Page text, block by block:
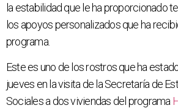
la estabilidad que le ha proporcionado
los apoyos personalizados que ha
programa.
Este es uno de los rostros que ha
jueves en la visita de la Secretaría de
Sociales a dos viviendas del programa